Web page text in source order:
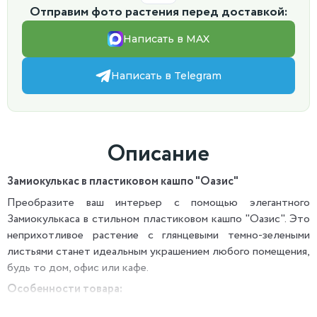
Отправим фото растения перед доставкой:
Написать в MAX
Написать в Telegram
Описание
Замиокулькас в пластиковом кашпо "Оазис"
Преобразите ваш интерьер с помощью элегантного
Замиокулькаса в стильном пластиковом кашпо "Оазис". Это
неприхотливое растение с глянцевыми темно-зелеными
листьями станет идеальным украшением любого помещения,
будь то дом, офис или кафе.
Особенности товара: